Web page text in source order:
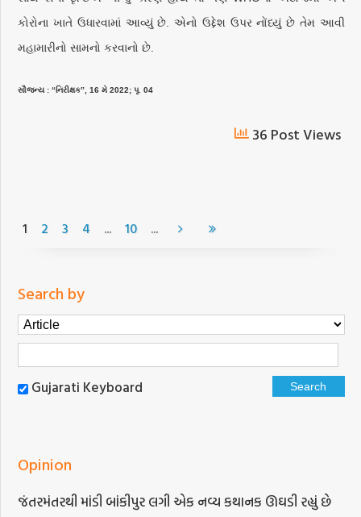
કોરોના ખાતે ઉધારવામાં આવ્યું છે. એનો ઉદ્દેશ ઉપર નોંધ્યું છે તેમ આવી
મહામારીનો સામનો કરવાનો છે.
સૌજન્ય : “નિરીક્ષક”, 16 મે 2022; પૃ. 04
36 Post Views
1 2 3 4 ... 10 ...
Search by
Gujarati Keyboard
Opinion
જંતરમંતરથી માંડી બાંકીપુર લગી એક નવ્ય કથાનક ઊઘડી રહ્યું છે